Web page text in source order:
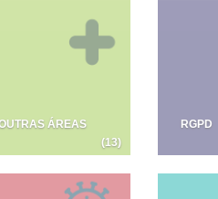
ÁREAS
(13)
RGPD